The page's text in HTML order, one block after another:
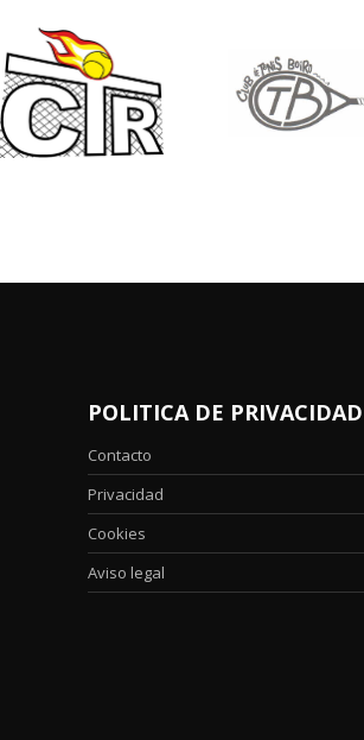
POLITICA DE PRIVACIDAD
Contacto
Privacidad
Cookies
Aviso legal